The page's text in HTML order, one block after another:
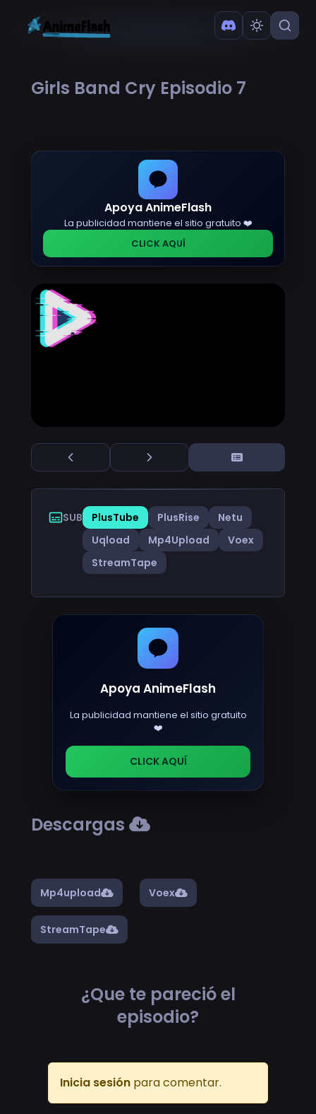
Girls Band Cry Episodio 7
Apoya AnimeFlash
La publicidad mantiene el sitio gratuito ❤️
CLICK AQUÍ
SUB PlusTube PlusRise
Netu
Uqload
Mp4Upload
Voex
StreamTape
Apoya AnimeFlash
La publicidad mantiene el sitio gratuito
❤️
CLICK AQUÍ
Descargas
Mp4upload Voex
StreamTape
¿Que te pareció el
episodio?
Inicia sesión para comentar.